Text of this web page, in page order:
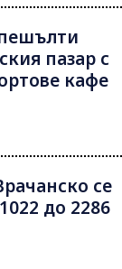
пазар с
кафе
се
до 2286